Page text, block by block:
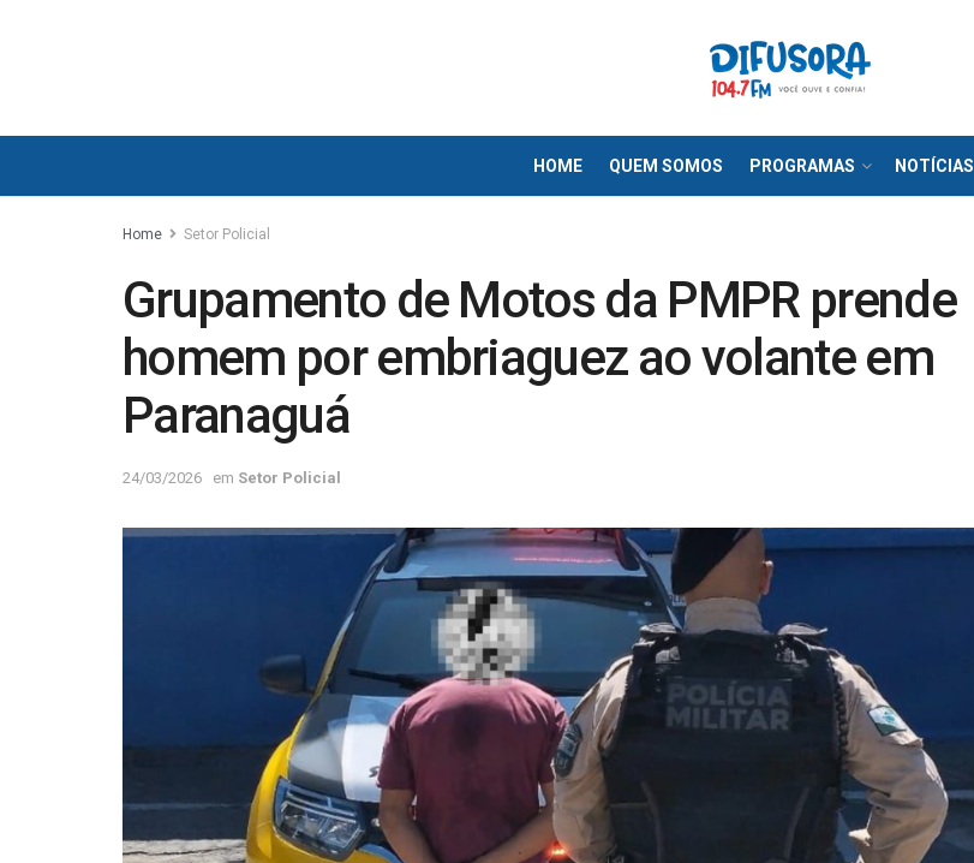
HOME QUEM SOMOS PROGRAMAS NOTÍCIAS
Home Setor Policial
Grupamento de Motos da PMPR prende
homem por embriaguez ao volante em
Paranaguá
24/03/2026 em Setor Policial